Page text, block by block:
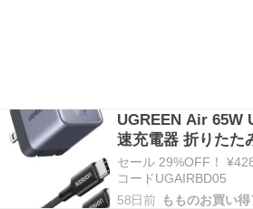
UGREEN Air 65W
速充電器 折りたた
セール 29%OFF！
コードUGAIRBD05
58日前 もものお買い